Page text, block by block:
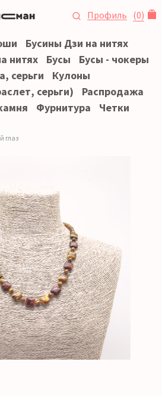
Профиль (0)
Бусины Дзи на нитях
нитях
Бусы
Бусы - чокеры
серьги
Кулоны
серьги)
Распродажа
Фурнитура Четки
глаз